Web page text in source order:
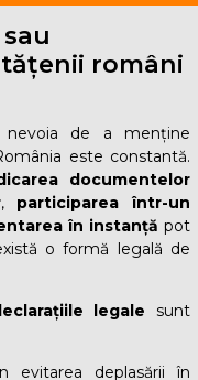
români
nevoia de a menține
este constantă.
documentelor
, participarea într-un
în instanță pot
o formă legală de
legale sunt
evitarea deplasării în